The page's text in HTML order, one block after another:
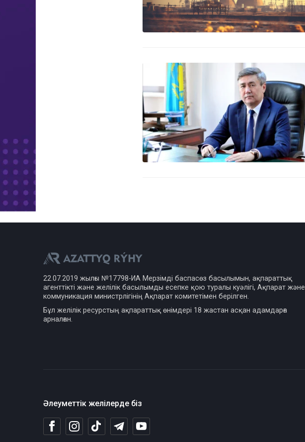
22.07.2019 жылғы №17798-ИА Мерзімді баспасөз басылымын, ақпараттық
агенттікті және желілік басылымды есепке қою туралы куәлігі, Ақпарат және
коммуникация министрлігінің Ақпарат комитетімен берілген.
Бұл желілік ресурстың ақпараттық өнімдері 18 жастан асқан адамдарға
арналған.
Әлеуметтік желілерде біз